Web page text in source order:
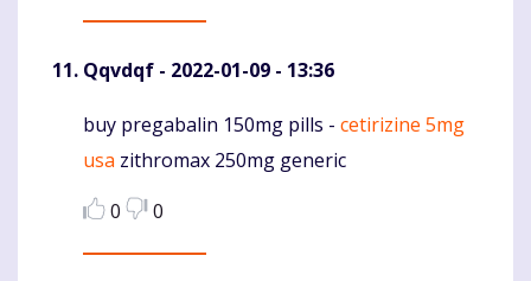
Qqvdqf - 2022-01-09 - 13:36
Komentaras
buy pregabalin 150mg pills - cetirizine 5mg
usa zithromax 250mg generic
0
0